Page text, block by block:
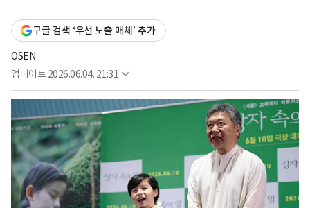
구글 검색 ‘우선 노출 매체’ 추가
OSEN
업데이트 2026.06.04. 21:31